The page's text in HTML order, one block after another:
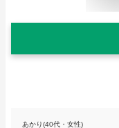
あかり(40代・女性)